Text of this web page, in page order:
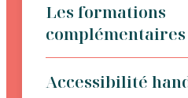
Les formations
complémentaires
Accessibilité